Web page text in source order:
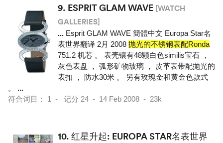
9. ESPRIT GLAM WAVE [WATCH
GALLERIES]
... Esprit GLAM WAVE 簡體中文 Europa Star名
表世界翻译 2月 2008 抛光的不锈钢表配Ronda
751.2 机芯 。 表壳镶有48颗白色similis宝石 ，
灰色表盘 ， 弧形矿物玻璃 ， 皮革表带配抛光的
表扣 ， 防水30米 。 另有玫瑰金和黄金色款式
。 ...
符合词目： 1 - 记分 24 - 14 Feb 2008 - 23k
10. 红星升起: EUROPA STAR名表世界